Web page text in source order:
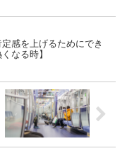
感を上げるためにでき
なる時】